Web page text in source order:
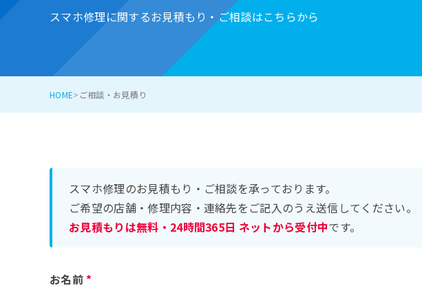
スマホ修理に関するお見積もり・ご相談はこちらから
HOME ご相談・お見積り
スマホ修理のお見積もり・ご相談を承っております。
ご希望の店舗・修理内容・連絡先をご記入のうえ送信してください。
お見積もりは無料・24時間365日 ネットから受付中です。
お名前 *